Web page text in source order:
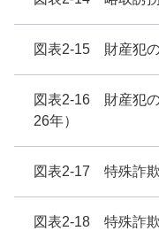
図表2-15 財産犯
図表2-16 財産犯
26年）
図表2-17 特殊詐
図表2-18 特殊詐